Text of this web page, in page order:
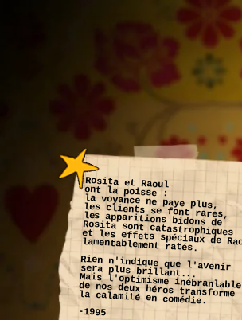
Rosita et Raoul
ont la poisse :
la voyance ne paye plus,
les clients se font rares,
les apparitions bidons de
Rosita sont catastrophiques
et les effets spéciaux de Raoul lamentablement ratés.
Rien n'indique que l'avenir
sera plus brillant...
Mais l'optimisme inébranlable
de nos deux héros transforme
la calamité en comédie.
-1995